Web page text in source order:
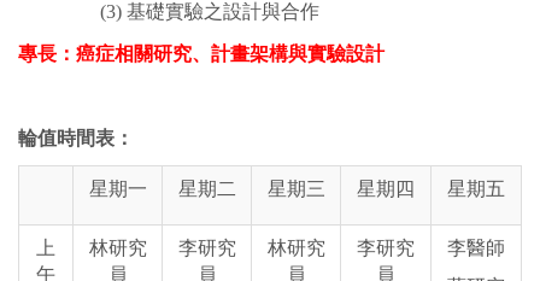
(3) 基礎實驗之設計與合作
專長：癌症相關研究、計畫架構與實驗設計
輪值時間表：
星期一 星期二 星期三 星期四 星期五
上
午
林研究
員
李研究
員
林研究
員
李研究
員
李醫師